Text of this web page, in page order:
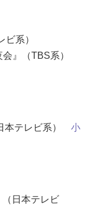
系）
会』（TBS系）
本テレビ系） 小
日本テレビ